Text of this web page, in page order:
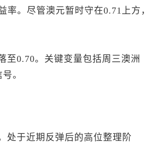
。尽管澳元暂时守在0.71上方，
至0.70。关键变量包括周三澳洲
。
处于近期反弹后的高位整理阶